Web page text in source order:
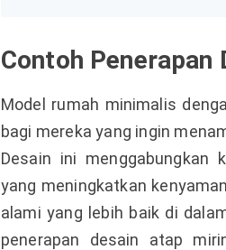
Contoh Penerapan
Model rumah minimalis
bagi mereka yang ingin
Desain ini menggabungkan
yang meningkatkan
alami yang lebih baik di
penerapan desain atap